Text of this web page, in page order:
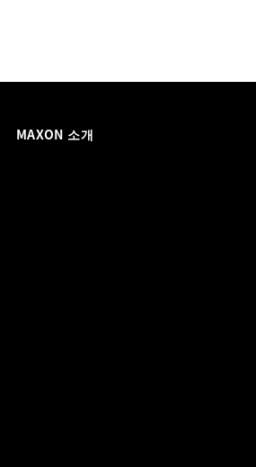
MAXON 소개